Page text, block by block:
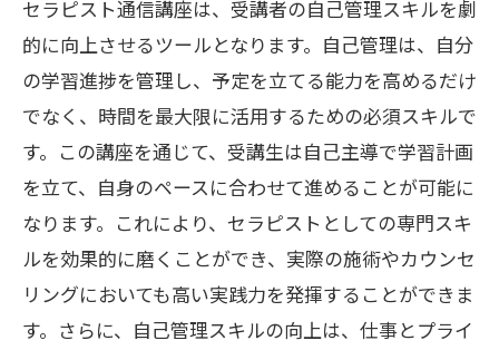
セラピスト通信講座は、受講者の自己管理スキルを劇
的に向上させるツールとなります。自己管理は、自分
の学習進捗を管理し、予定を立てる能力を高めるだけ
でなく、時間を最大限に活用するための必須スキルで
す。この講座を通じて、受講生は自己主導で学習計画
を立て、自身のペースに合わせて進めることが可能に
なります。これにより、セラピストとしての専門スキ
ルを効果的に磨くことができ、実際の施術やカウンセ
リングにおいても高い実践力を発揮することができま
す。さらに、自己管理スキルの向上は、仕事とプライ